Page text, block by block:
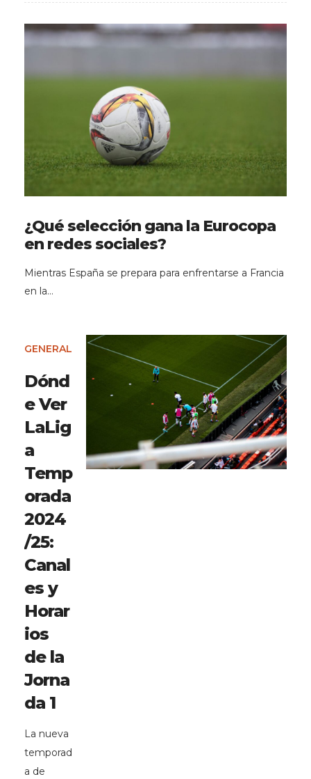
¿Qué selección gana la Eurocopa
en redes sociales?
Mientras España se prepara para enfrentarse a Francia
en la…
GENERAL
Dónd
e Ver
LaLig
a
Temp
orada
2024
/25:
Canal
es y
Horar
ios
de la
Jorna
da 1
La nueva
temporad
a de